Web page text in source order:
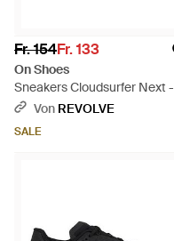
Fr. 154Fr. 133
On Shoes
Sneakers Cloudsurfer Next -
WeißVon REVOLVE
SALE